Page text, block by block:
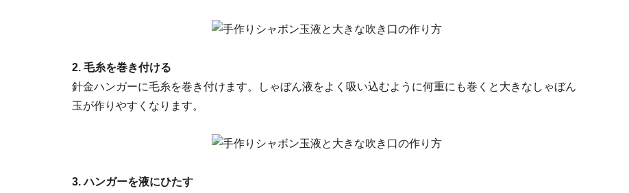
2. 毛糸を巻き付ける
針金ハンガーに毛糸を巻き付けます。しゃぼん液をよく吸い込むように何重にも巻くと大きなしゃぼん
玉が作りやすくなります。
3. ハンガーを液にひたす